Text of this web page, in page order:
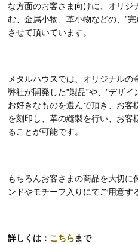
な方面のお客さま向けに、オリジ
む、金属小物、革小物などの、”
させて頂いています。
メタルハウスでは、オリジナルの
弊社が開発した”製品”や、”デザ
お好きなものを選んで頂き、お客
を刻印し、革の縫製を行い、お客
ることが可能です。
もちろんお客さまの商品を大切に
ンドやモチーフ入りにてご用意す
詳しくは： こちらまで